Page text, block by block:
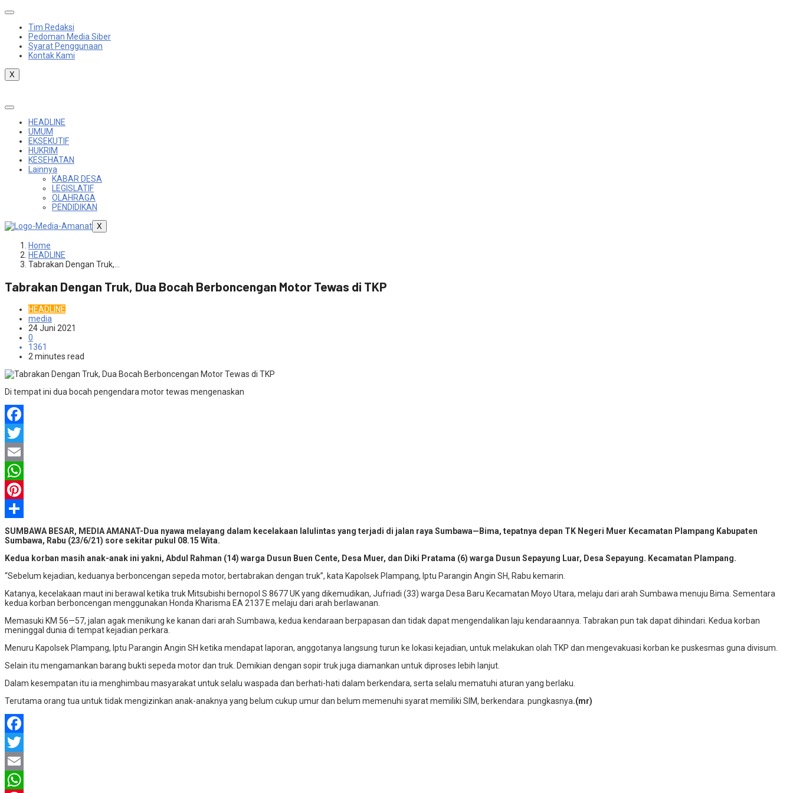
Skip
contentTim Redaksi
Pedoman Media Siber
Syarat Penggunaan
Kontak Kami
X
HEADLINE
UMUM
EKSEKUTIF
HUKRIM
KESEHATAN
Lainnya
KABAR DESA
LEGISLATIF
OLAHRAGA
PENDIDIKAN
X
Home
HEADLINE
Tabrakan Dengan Truk,…
Tabrakan Dengan Truk, Dua Bocah Berboncengan Motor Tewas di TKP
HEADLINE
media
24 Juni 2021
0
1361
2 minutes read
Di tempat ini dua bocah pengendara motor tewas mengenaskan
Facebook
Twitter
Email
WhatsApp
Pinterest
Share
SUMBAWA BESAR, MEDIA AMANAT-Dua nyawa melayang dalam kecelakaan lalulintas yang terjadi di jalan raya Sumbawa—Bima, tepatnya depan TK Negeri Muer Kecamatan Plampang Kabupaten
Sumbawa, Rabu (23/6/21) sore sekitar pukul 08.15 Wita.
Kedua korban masih anak-anak ini yakni, Abdul Rahman (14) warga Dusun Buen Cente, Desa Muer, dan Diki Pratama (6) warga Dusun Sepayung Luar, Desa Sepayung. Kecamatan Plampang.
“Sebelum kejadian, keduanya berboncengan sepeda motor, bertabrakan dengan truk”, kata Kapolsek Plampang, Iptu Parangin Angin SH, Rabu kemarin.
Katanya, kecelakaan maut ini berawal ketika truk Mitsubishi bernopol S 8677 UK yang dikemudikan, Jufriadi (33) warga Desa Baru Kecamatan Moyo Utara, melaju dari arah Sumbawa menuju Bima. Sementara
kedua korban berboncengan menggunakan Honda Kharisma EA 2137 E melaju dari arah berlawanan.
Memasuki KM 56—57, jalan agak menikung ke kanan dari arah Sumbawa, kedua kendaraan berpapasan dan tidak dapat mengendalikan laju kendaraannya. Tabrakan pun tak dapat dihindari. Kedua korban
meninggal dunia di tempat kejadian perkara.
Menuru Kapolsek Plampang, Iptu Parangin Angin SH ketika mendapat laporan, anggotanya langsung turun ke lokasi kejadian, untuk melakukan olah TKP dan mengevakuasi korban ke puskesmas guna divisum.
Selain itu mengamankan barang bukti sepeda motor dan truk. Demikian dengan sopir truk juga diamankan untuk diproses lebih lanjut.
Dalam kesempatan itu ia menghimbau masyarakat untuk selalu waspada dan berhati-hati dalam berkendara, serta selalu mematuhi aturan yang berlaku.
Terutama orang tua untuk tidak mengizinkan anak-anaknya yang belum cukup umur dan belum memenuhi syarat memiliki SIM, berkendara. pungkasnya.(mr)
Facebook
Twitter
Email